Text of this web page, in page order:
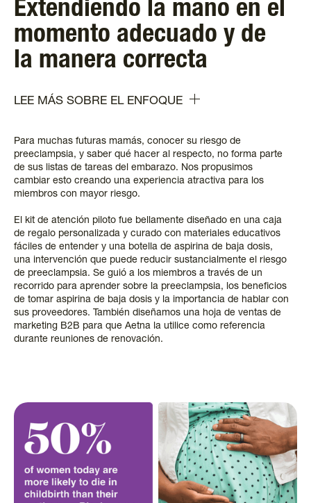
Extendiendo la mano en el
momento adecuado y de
la manera correcta
LEE MÁS SOBRE EL ENFOQUE
Para muchas futuras mamás, conocer su riesgo de
preeclampsia, y saber qué hacer al respecto, no forma parte
de sus listas de tareas del embarazo. Nos propusimos
cambiar esto creando una experiencia atractiva para los
miembros con mayor riesgo.
El kit de atención piloto fue bellamente diseñado en una caja
de regalo personalizada y curado con materiales educativos
fáciles de entender y una botella de aspirina de baja dosis,
una intervención que puede reducir sustancialmente el riesgo
de preeclampsia. Se guió a los miembros a través de un
recorrido para aprender sobre la preeclampsia, los beneficios
de tomar aspirina de baja dosis y la importancia de hablar con
sus proveedores. También diseñamos una hoja de ventas de
marketing B2B para que Aetna la utilice como referencia
durante reuniones de renovación.